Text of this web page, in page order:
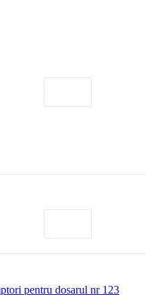
pentru dosarul nr 123